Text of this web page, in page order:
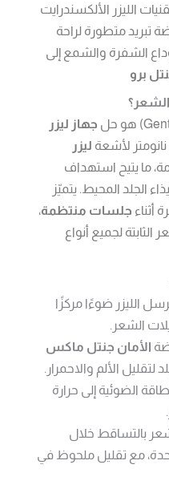
الليزر الألكسندرايت
تبريد متطورة لراحة
الشفرة والشمع إلى
برو
الشعر؟
جهاز ليزر
ليزر
ما يتيح استهداف
الجلد المحيط. يتميّز
أثناء جلسات منتظمة،
الثابتة لجميع أنواع
الليزر ضوءًا مركزًا
الشعر.
الأمان جنتل ماكس
الألم والاحمرار.
الضوئية إلى حرارة
بالتساقط خلال
مع تقليل ملحوظ في